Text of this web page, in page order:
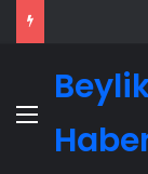
Menü